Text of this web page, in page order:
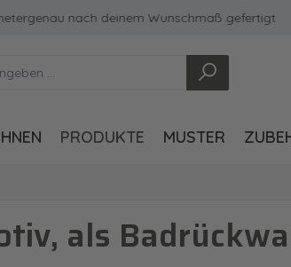
nach deinem Wunschmaß gefertigt
PRODUKTE MUSTER
als